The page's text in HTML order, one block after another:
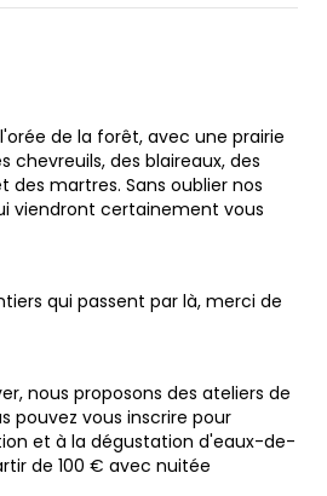
de la forêt, avec une prairie
chevreuils, des blaireaux, des
des martres. Sans oublier nos
viendront certainement vous
qui passent par là, merci de
nous proposons des ateliers de
pouvez vous inscrire pour
et à la dégustation d'eaux-de-
de 100 € avec nuitée